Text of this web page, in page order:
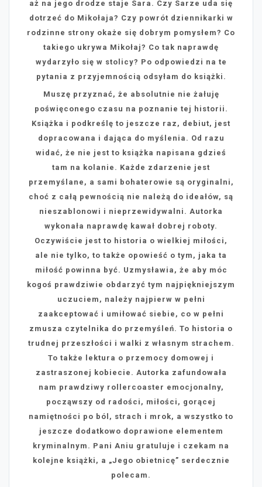
aż na jego drodze staje Sara. Czy Sarze uda się
dotrzeć do Mikołaja? Czy powrót dziennikarki w
rodzinne strony okaże się dobrym pomysłem? Co
takiego ukrywa Mikołaj? Co tak naprawdę
wydarzyło się w stolicy? Po odpowiedzi na te
pytania z przyjemnością odsyłam do książki.
Muszę przyznać, że absolutnie nie żałuję
poświęconego czasu na poznanie tej historii.
Książka i podkreślę to jeszcze raz, debiut, jest
dopracowana i dająca do myślenia. Od razu
widać, że nie jest to książka napisana gdzieś
tam na kolanie. Każde zdarzenie jest
przemyślane, a sami bohaterowie są oryginalni,
choć z całą pewnością nie należą do ideałów, są
nieszablonowi i nieprzewidywalni. Autorka
wykonała naprawdę kawał dobrej roboty.
Oczywiście jest to historia o wielkiej miłości,
ale nie tylko, to także opowieść o tym, jaka ta
miłość powinna być. Uzmysławia, że aby móc
kogoś prawdziwie obdarzyć tym najpiękniejszym
uczuciem, należy najpierw w pełni
zaakceptować i umiłować siebie, co w pełni
zmusza czytelnika do przemyśleń. To historia o
trudnej przeszłości i walki z własnym strachem.
To także lektura o przemocy domowej i
zastraszonej kobiecie. Autorka zafundowała
nam prawdziwy rollercoaster emocjonalny,
począwszy od radości, miłości, gorącej
namiętności po ból, strach i mrok, a wszystko to
jeszcze dodatkowo doprawione elementem
kryminalnym. Pani Aniu gratuluje i czekam na
kolejne książki, a „Jego obietnicę” serdecznie
polecam.